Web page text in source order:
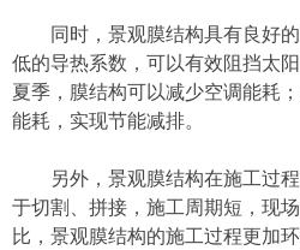
同时，景观膜结构具有良好
低的导热系数，可以有效阻挡太
夏季，膜结构可以减少空调能耗
能耗，实现节能减排。
另外，景观膜结构在施工过
于切割、拼接，施工周期短，现
比，景观膜结构的施工过程更加环